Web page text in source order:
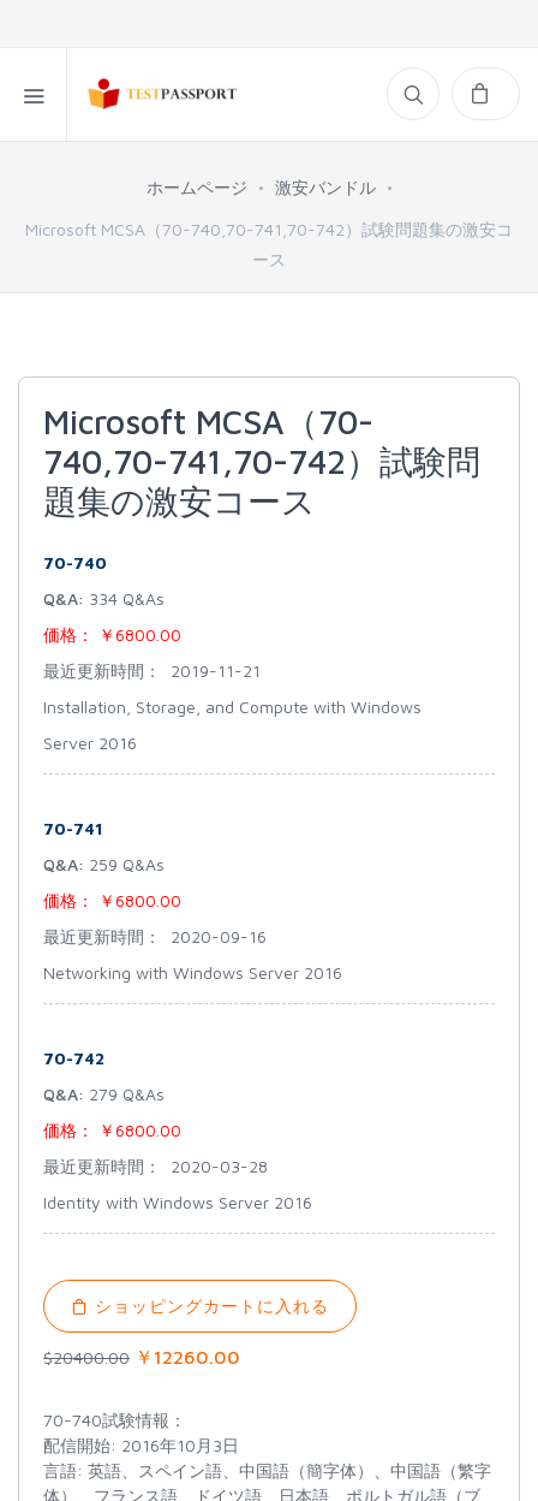
ホームページ 激安バンドル
Microsoft MCSA（70-740,70-741,70-742）試験問題集の激安コ
ース
Microsoft MCSA（70-
740,70-741,70-742）試験問
題集の激安コース
70-740
Q&A: 334 Q&As
価格：
￥6800.00
最近更新時間： 2019-11-21
Installation, Storage, and Compute with Windows
Server 2016
70-741
Q&A: 259 Q&As
価格：
￥6800.00
最近更新時間： 2020-09-16
Networking with Windows Server 2016
70-742
Q&A: 279 Q&As
価格：
￥6800.00
最近更新時間： 2020-03-28
Identity with Windows Server 2016
ショッピングカートに入れる
$20400.00 ￥12260.00
70-740試験情報：
配信開始: 2016年10月3日
言語: 英語、スペイン語、中国語（簡字体）、中国語（繁字
体）、フランス語、ドイツ語、日本語、ポルトガル語（ブ